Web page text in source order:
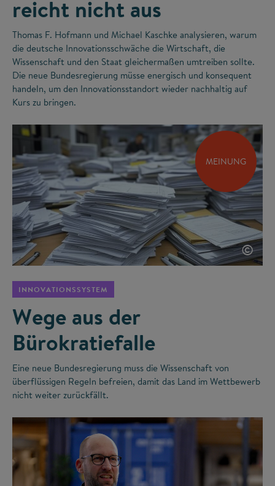
reicht nicht aus
Thomas F. Hofmann und Michael Kaschke analysieren, warum
die deutsche Innovationsschwäche die Wirtschaft, die
Wissenschaft und den Staat gleichermaßen umtreiben sollte.
Die neue Bundesregierung müsse energisch und konsequent
handeln, um den Innovationsstandort wieder nachhaltig auf
Kurs zu bringen.
MEINUNG
©
INNOVATIONSSYSTEM
Wege aus der
Bürokratiefalle
Eine neue Bundesregierung muss die Wissenschaft von
überflüssigen Regeln befreien, damit das Land im Wettbewerb
nicht weiter zurückfällt.